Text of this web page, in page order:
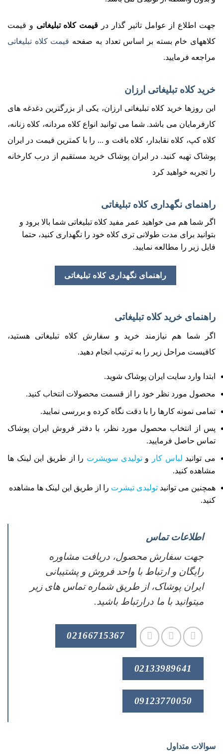
جهت اطلاع از عوامل تاثیر گذار در قیمت کلاه تبلیغاتی و قیمت
کلاههای خام بسته بر اساس تعداد به صفحه قیمت کلاه تبلیغاتی
مراجعه فرمایید.
خرید کلاه تبلیغاتی ارزان
این روزها خرید کلاه تبلیغاتی ارزان، یکی از بزرگترین دغدغه های
کارفرمایان می باشد. شما می توانید انواع کلاه مردانه، کلاه زنانه،
کلاه کپ، کلاه نقابدار، کلاه بافت و ... را با کمترین قیمت در ایران
پوشاک تهیه کنید. در ایران پوشاک خرید مستقیم از درب کارخانه
را تجربه خواهید کرد
راهنمای نگهداری کلاه تبلیغاتی
اگر شما هم می خواهید عمر مفید کلاه تبلیغاتی شما بالا برود و
بتوانید برای مدت طولانی تری کلاه خود را نگهداری کنید، حتما
فایل زیر را مطالعه نمایید.
راهنمای نگهداری کلاه تبلیغاتی
راهنمای خرید کلاه تبلیغاتی
اگر شما هم نیازمند خرید و سفارش کلاه تبلیغاتی هستید،
کافیست مراحل زیر را به ترتیب انجام دهید.
ابتدا وارد سایت ایران پوشاک شوید.
محصول مورد نظر خود را از قسمت محصولات انتخاب کنید.
تمامی نمونه کارها را با دقت نگاه کرده و بررسی نمایید.
پس از انتخاب محصول مورد نظر، با دفتر فروش ایران پوشاک
تماس حاصل فرمایید.
می توانید لباس کار وتولیدی سویشرت را از طریق این لینک ها
مشاهده کنید.
همچنین می توانید تولیدی تیشرت را از طریق این لینک ها مشاهده
کنید.
اطلاعات تماس
جهت سفارش محصول، دریافت مشاوره
رایگان و ارتباط با واحد فروش و پشتیبانی
ایران پوشاک، از طریق شماره تماس های زیر
میتوانید با ما درارتباط باشید.
02166715367
02133989641
09123770050
سوالات متداول